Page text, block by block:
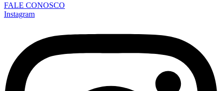
FALE CONOSCO
Instagram